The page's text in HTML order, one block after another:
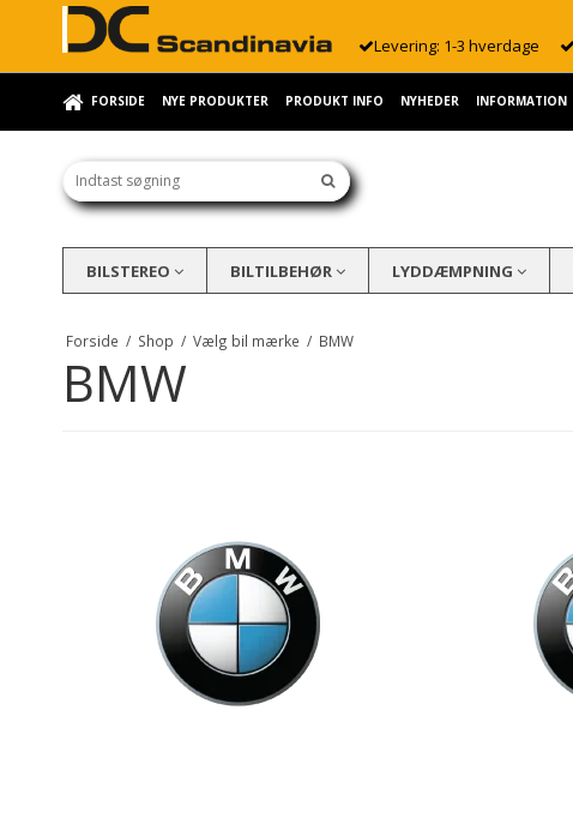
Levering: 1-3 hverdage
FORSIDE NYE PRODUKTER PRODUKT INFO NYHEDER INFORMATION
BILSTEREO BILTILBEHØR LYDDÆMPNING
Forside / Shop / Vælg bil mærke / BMW
BMW